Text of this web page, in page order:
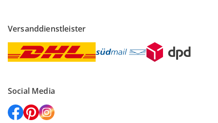
Versanddienstleister
Social Media